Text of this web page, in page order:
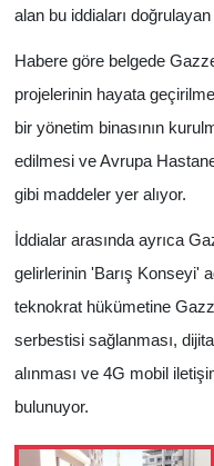
alan bu iddiaları
Habere göre belgede
projelerinin hayata
bir yönetim binasının
edilmesi ve Avrupa
gibi maddeler yer alıyor.
İddialar arasında ayrıca
gelirlerinin 'Barış Konseyi'
teknokrat hükümetine
serbestisi sağlanması,
alınması ve 4G mobil
bulunuyor.